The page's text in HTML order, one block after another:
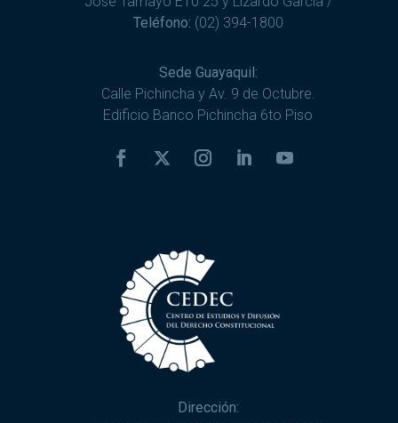
Teléfono: (02) 394-1800
Sede Guayaquil:
Calle Pichincha y Av. 9 de Octubre.
Edificio Banco Pichincha 6to Piso
Dirección: